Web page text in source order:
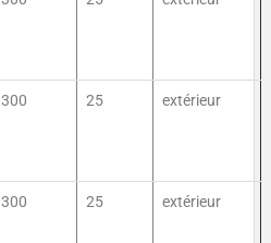
300 25 extérieur
300 25 extérieur